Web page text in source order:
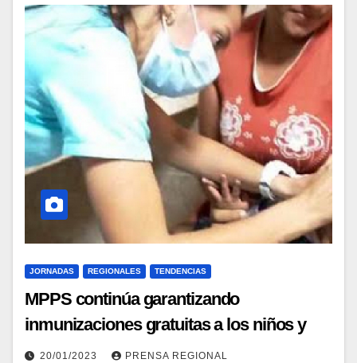
JORNADAS REGIONALES TENDENCIAS
MPPS continúa garantizando
inmunizaciones gratuitas a los niños y
niñas del estado Barinas
20/01/2023 PRENSA REGIONAL